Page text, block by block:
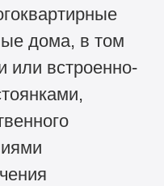
дома, в том
или встроенно-